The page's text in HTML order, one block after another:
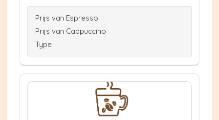
Prijs van Espresso
Prijs van Cappuccino
Type